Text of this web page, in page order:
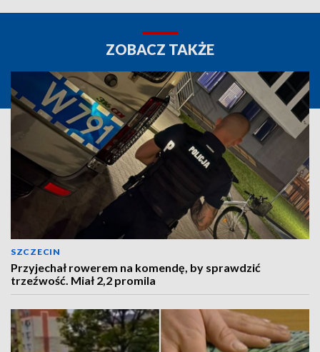
ZOBACZ TAKŻE
SZCZECIN
Przyjechał rowerem na komendę, by sprawdzić
trzeźwość. Miał 2,2 promila